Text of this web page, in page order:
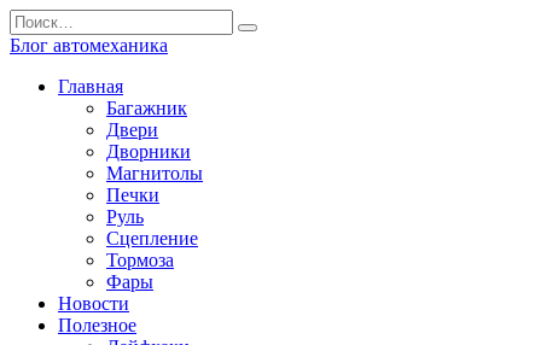
Перейти
к
Search
for:
Блог автомеханика
Главная
Багажник
Двери
Дворники
Магнитолы
Печки
Руль
Сцепление
Тормоза
Фары
Новости
Полезное